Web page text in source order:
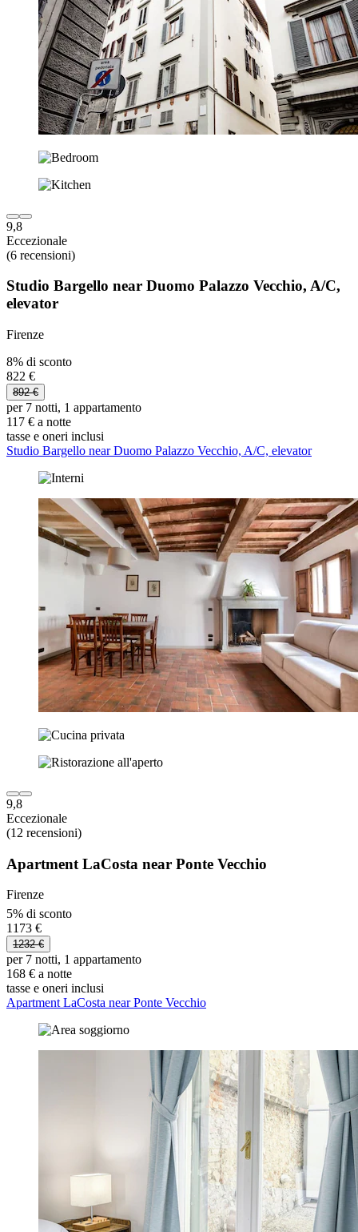
9,8
Eccezionale
(6 recensioni)
Studio Bargello near Duomo Palazzo Vecchio, A/C,
elevator
Firenze
8% di sconto
822 €
892 €
per 7 notti, 1 appartamento
117 € a notte
tasse e oneri inclusi
Studio Bargello near Duomo Palazzo Vecchio, A/C, elevator
9,8
Eccezionale
(12 recensioni)
Apartment LaCosta near Ponte Vecchio
Firenze
5% di sconto
1173 €
1232 €
per 7 notti, 1 appartamento
168 € a notte
tasse e oneri inclusi
Apartment LaCosta near Ponte Vecchio